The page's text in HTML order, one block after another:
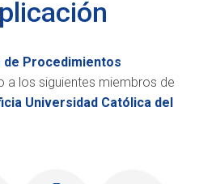
de Procedimientos
a los siguientes miembros de
Universidad Católica del